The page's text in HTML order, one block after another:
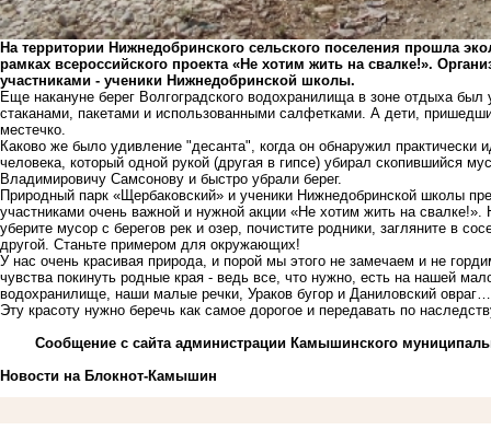
На территории Нижнедобринского сельского поселения прошла
рамках всероссийского проекта «Не хотим жить на свалке!».
участниками - ученики Нижнедобринской школы.
Еще накануне берег Волгоградского водохранилища в зоне отдыха
стаканами, пакетами и использованными салфетками. А дети,
местечко.
Каково же было удивление "десанта", когда он обнаружил практически
человека, который одной рукой (другая в гипсе) убирал скопившийся
Владимировичу Самсонову и быстро убрали берег.
Природный парк «Щербаковский» и ученики Нижнедобринской школы
участниками очень важной и нужной акции «Не хотим жить на
уберите мусор с берегов рек и озер, почистите родники, загляните в
другой. Станьте примером для окружающих!
У нас очень красивая природа, и порой мы этого не замечаем и не
чувства покинуть родные края - ведь все, что нужно, есть на нашей
водохранилище, наши малые речки, Ураков бугор и Даниловский
Эту красоту нужно беречь как самое дорогое и передавать по
Сообщение с сайта администрации Камышинского
Новости на Блoкнoт-Камышин